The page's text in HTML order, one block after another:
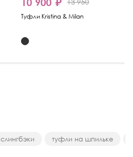
13 950
Туфли Kristina & Milan
слингбэки туфли на шпильке